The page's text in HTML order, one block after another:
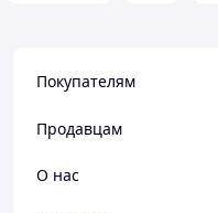
виробником частотах
SWR вже 2.62 За можливістю
під потрібні дозволені
Покупателям
Продавцам
О нас